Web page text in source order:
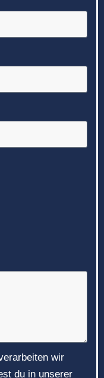
wir
du in unserer